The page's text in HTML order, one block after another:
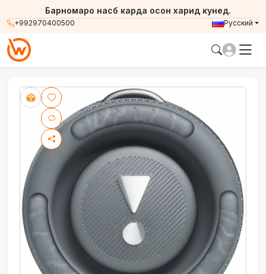
+992970400500
Барномаро насб карда осон харид кунед.
Русский